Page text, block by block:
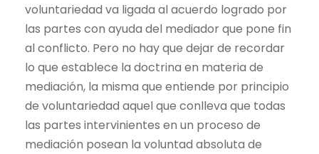
voluntariedad va ligada al acuerdo logrado por
las partes con ayuda del mediador que pone fin
al conflicto. Pero no hay que dejar de recordar
lo que establece la doctrina en materia de
mediación, la misma que entiende por principio
de voluntariedad aquel que conlleva que todas
las partes intervinientes en un proceso de
mediación posean la voluntad absoluta de